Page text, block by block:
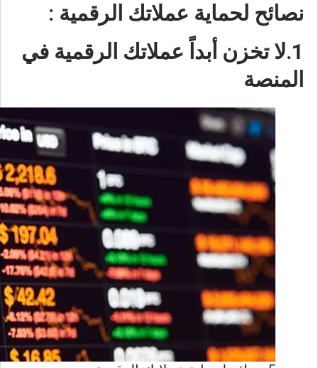
نصائح لحماية عملاتك الرقمية :
1.لا تخزن أبداً عملاتك الرقمية في
المنصة